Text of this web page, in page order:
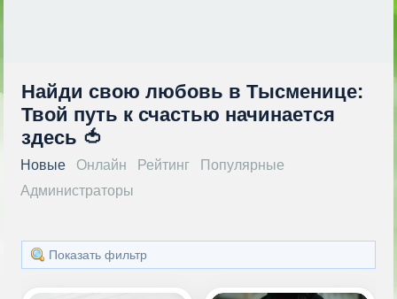
Найди свою любовь в Тысменице:
Твой путь к счастью начинается
здесь 🍅
Новые Онлайн Рейтинг
Популярные
Администраторы
Показать фильтр